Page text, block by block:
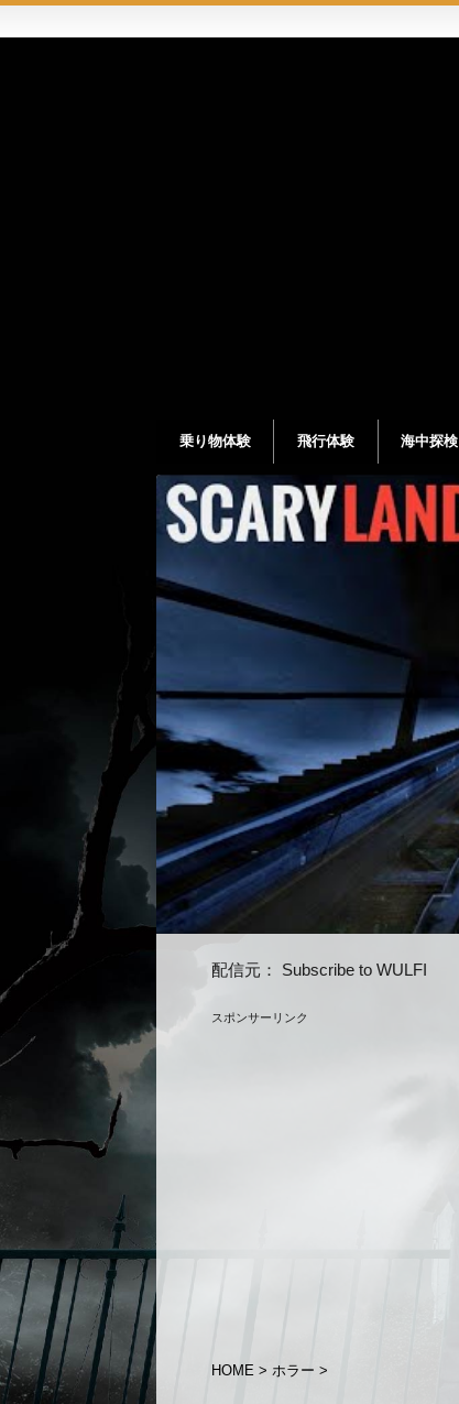
乗り物体験 飛行体験 海中探検
配信元： Subscribe to WULFI
スポンサーリンク
HOME > ホラー >